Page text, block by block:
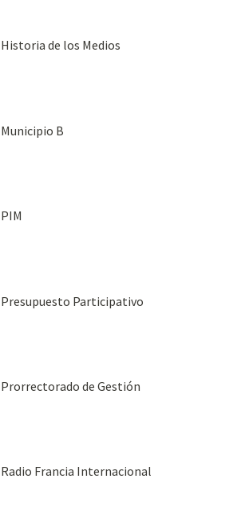
Historia de los Medios
Municipio B
PIM
Presupuesto Participativo
Prorrectorado de Gestión
Radio Francia Internacional